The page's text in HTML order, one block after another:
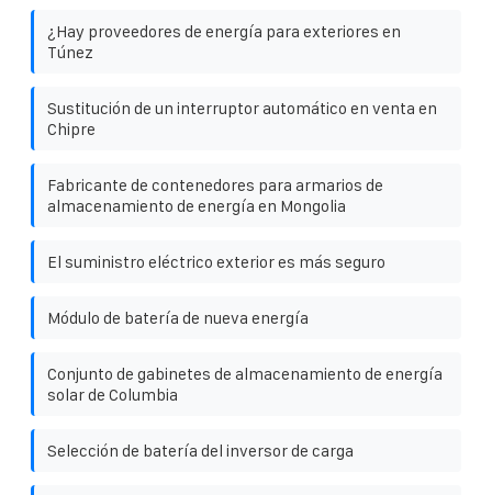
¿Hay proveedores de energía para exteriores en
Túnez
Sustitución de un interruptor automático en venta en
Chipre
Fabricante de contenedores para armarios de
almacenamiento de energía en Mongolia
El suministro eléctrico exterior es más seguro
Módulo de batería de nueva energía
Conjunto de gabinetes de almacenamiento de energía
solar de Columbia
Selección de batería del inversor de carga